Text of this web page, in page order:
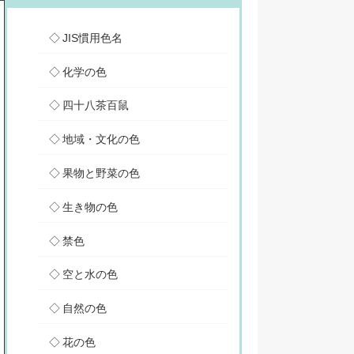
JIS慣用色名
化学の色
四十八茶百鼠
地域・文化の色
果物と野菜の色
生き物の色
禁色
空と水の色
自然の色
花の色